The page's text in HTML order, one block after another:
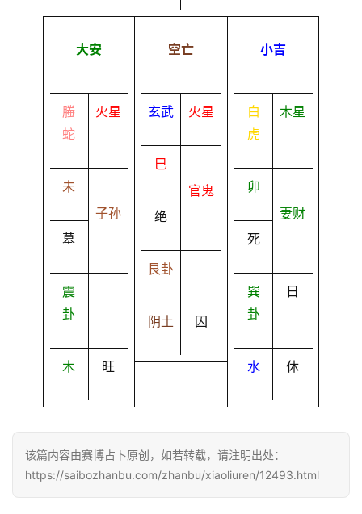
大安
螣
蛇
火星
未
墓
子孙
震
卦
木 旺
空亡
玄武 火星
巳
绝
官鬼
艮卦
阴土 囚
小吉
白
虎
木星
卯
死
妻财
巽
卦
日
水 休
该篇内容由赛博占卜原创，如若转载，请注明出处：
https://saibozhanbu.com/zhanbu/xiaoliuren/12493.html